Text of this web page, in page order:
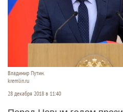
Владимир Путин.
kremlin.ru
28 декабря 2018 в 11:40